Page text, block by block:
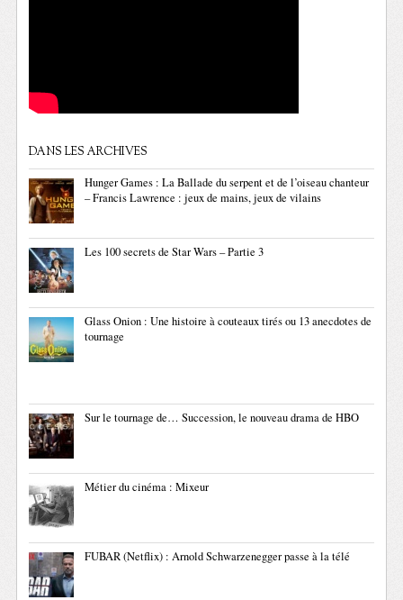
DANS LES ARCHIVES
Hunger Games : La Ballade du serpent et de l’oiseau chanteur
– Francis Lawrence : jeux de mains, jeux de vilains
Les 100 secrets de Star Wars – Partie 3
Glass Onion : Une histoire à couteaux tirés ou 13 anecdotes de
tournage
Sur le tournage de… Succession, le nouveau drama de HBO
Métier du cinéma : Mixeur
FUBAR (Netflix) : Arnold Schwarzenegger passe à la télé